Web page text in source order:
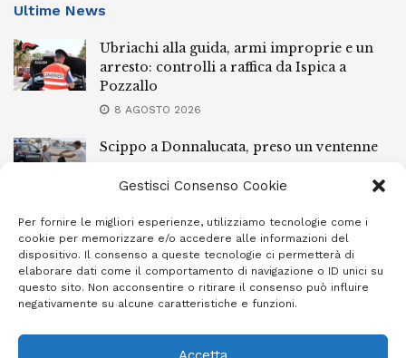
Gestisci Consenso Cookie
Per fornire le migliori esperienze, utilizziamo tecnologie come i
cookie per memorizzare e/o accedere alle informazioni del
dispositivo. Il consenso a queste tecnologie ci permetterà di
elaborare dati come il comportamento di navigazione o ID unici su
questo sito. Non acconsentire o ritirare il consenso può influire
negativamente su alcune caratteristiche e funzioni.
Ultime News
Ubriachi alla guida, armi improprie e un
arresto: controlli a raffica da Ispica a
Pozzallo
8 AGOSTO 2026
Scippo a Donnalucata, preso un ventenne
8 AGOSTO 2026
Ragusa, arrestato perché non rispettava le
prescrizioni di stare lontano dalla casa
familiare
7 AGOSTO 2026